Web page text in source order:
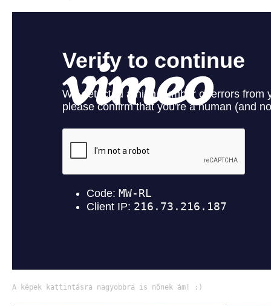
A képek kattintásra nagyobbra is nőnek ám! :)